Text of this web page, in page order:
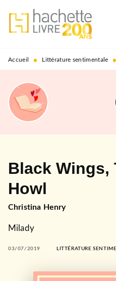
MENU RECHERCHE
PIED DE PAGE
Accueil • Littérature sentimentale •
Black Wings,
Howl
Christina Henry
Milady
03/07/2019 LITTÉRATURE